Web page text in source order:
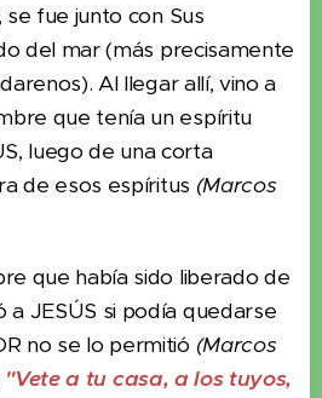
se fue junto con Sus
del mar (más precisamente
Al llegar allí, vino a
que tenía un espíritu
luego de una corta
de esos espíritus (Marcos
que había sido liberado de
JESÚS si podía quedarse
no se lo permitió (Marcos
"Vete a tu casa, a los tuyos,